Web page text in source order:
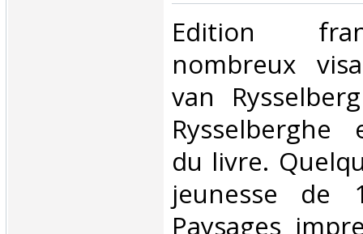
‎Edition
nombreux
van
du livre.
jeunesse de
Paysages